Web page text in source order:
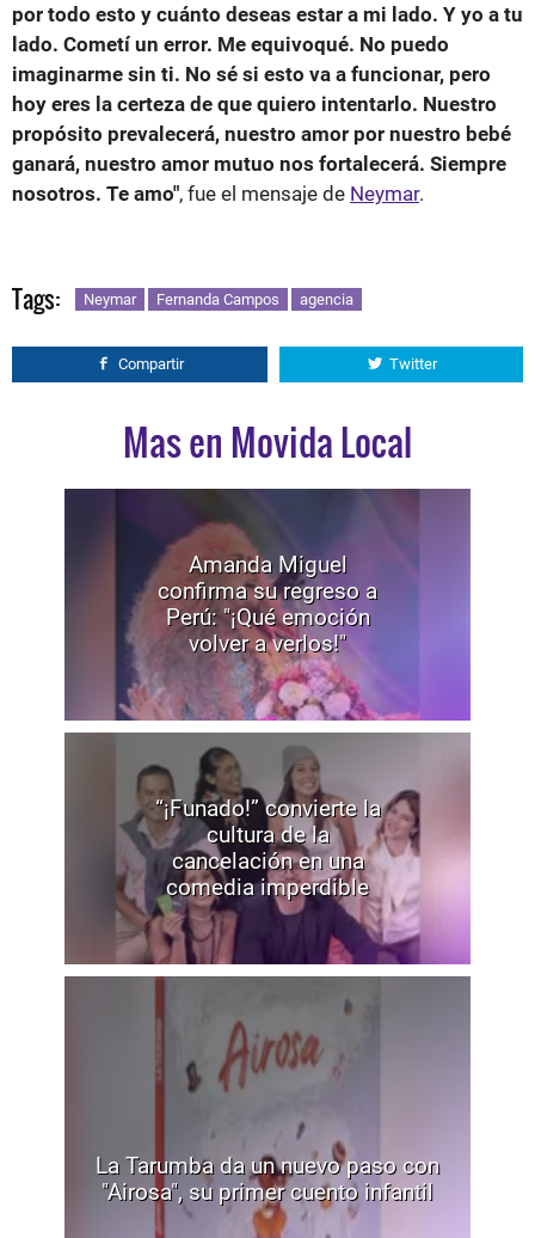
por todo esto y cuánto deseas estar a mi lado. Y yo a tu
lado. Cometí un error. Me equivoqué. No puedo
imaginarme sin ti. No sé si esto va a funcionar, pero
hoy eres la certeza de que quiero intentarlo. Nuestro
propósito prevalecerá, nuestro amor por nuestro bebé
ganará, nuestro amor mutuo nos fortalecerá. Siempre
nosotros. Te amo", fue el mensaje de Neymar.
Tags: Neymar Fernanda Campos agencia
Compartir Twitter
Mas en Movida Local
Amanda Miguel
confirma su regreso a
Perú: "¡Qué emoción
volver a verlos!"
“¡Funado!” convierte la
cultura de la
cancelación en una
comedia imperdible
La Tarumba da un nuevo paso con
"Airosa", su primer cuento infantil